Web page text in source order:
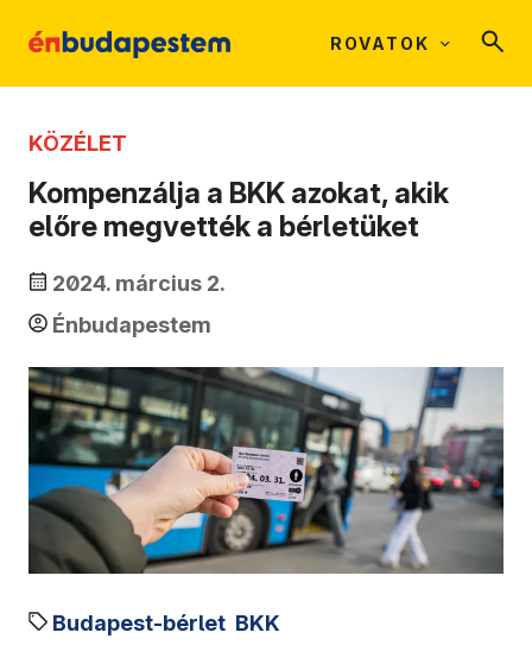
ROVATOK
KÖZÉLET
Kompenzálja a BKK azokat, akik
előre megvették a bérletüket
2024. március 2.
Énbudapestem
Budapest-bérlet BKK